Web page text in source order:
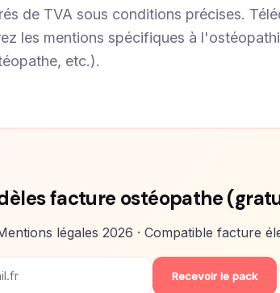
de TVA sous conditions précises.
les mentions spécifiques à
etc.).
facture ostéopathe
légales 2026 · Compatible facture
Recevoir le pack